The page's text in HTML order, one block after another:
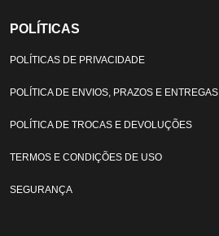
POLÍTICAS
POLÍTICAS DE PRIVACIDADE
POLÍTICA DE ENVIOS, PRAZOS E ENTREGAS
POLÍTICA DE TROCAS E DEVOLUÇÕES
TERMOS E CONDIÇÕES DE USO
SEGURANÇA